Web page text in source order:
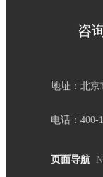
咨
地址：北
电话：400-
页面导航